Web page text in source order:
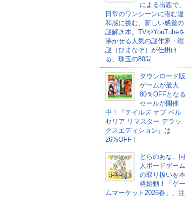
による出題で、
日常のワンシーンに潜む違
和感に挑む、新しい感覚の
謎解き本。TVやYouTubeを
沸かせる人気の謎作家・暇
謎（ひまなぞ）が仕掛け
る、珠玉の80問
ダウンロード版
ゲームが最大
80％OFFとなる
セールが開催
中！『テイルズ オブ ベル
セリア リマスター デラッ
クスエディション』は
26%OFF！
とらのあな、同
人ボードゲーム
の取り扱いを本
格始動！「ゲー
ムマーケット2026春」、注